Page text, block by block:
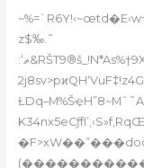
z$‰.˜
:‘ޡ&RŠT9®š_!N*As%†9Xˆœ^m;\QsKξ»š›-43œGŒq8h–›lZbw/m-;v9